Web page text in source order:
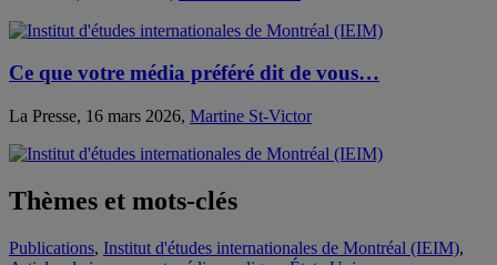
Ce que votre média préféré dit de vous…
La Presse, 16 mars 2026, Martine St-Victor
Thèmes et mots-clés
Publications, Institut d'études internationales de Montréal (IEIM),